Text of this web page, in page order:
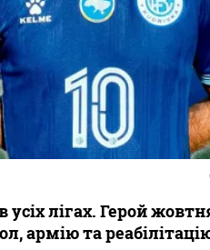
лігах. Герой
армію та